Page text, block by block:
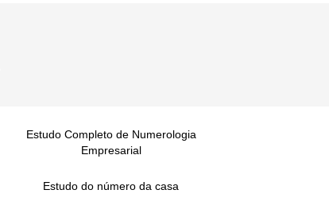
Estudo Completo de Numerologia
Empresarial
Estudo do número da casa